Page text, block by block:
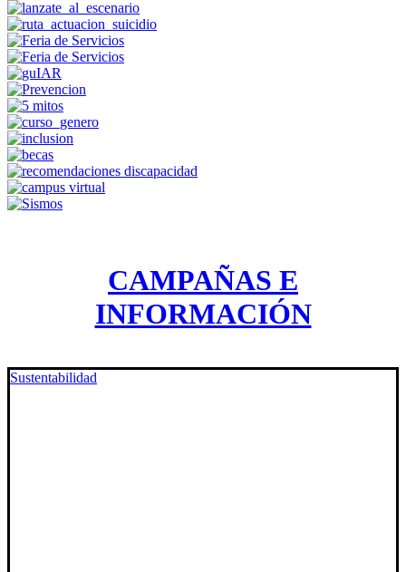
CAMPAÑAS E
INFORMACIÓN
Sustentabilidad